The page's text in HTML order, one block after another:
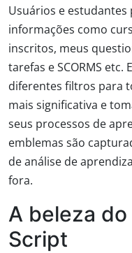
Usuários e estudantes
informações como
inscritos, meus
tarefas e SCORMS
diferentes filtros para
mais significativa e
seus processos de
emblemas são
de análise de
fora.
A beleza
Script